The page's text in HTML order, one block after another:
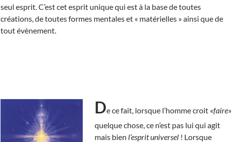
seul esprit. C’est cet esprit unique qui est à la base de toutes
créations, de toutes formes mentales et « matérielles » ainsi que de
tout évènement.
De ce fait, lorsque l’homme croit «faire»
quelque chose, ce n’est pas lui qui agit
mais bien l’esprit universel ! Lorsque